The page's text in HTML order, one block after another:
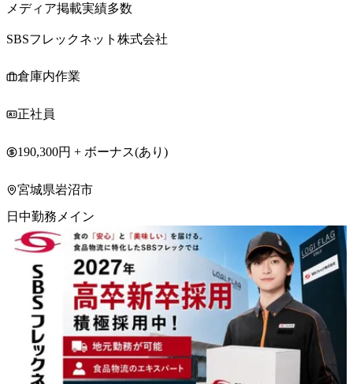
メディア掲載実績多数
SBSフレックネット株式会社
倉庫内作業
正社員
190,300円 + ボーナス(あり)
宮城県岩沼市
日中勤務メイン